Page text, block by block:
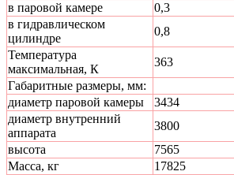
в паровой камере
0,3
в гидравлическом
цилиндре
0,8
Температура
максимальная, К
363
Габаритные размеры, мм:
диаметр паровой камеры
3434
диаметр внутренний
аппарата
3800
высота
7565
Масса, кг
17825